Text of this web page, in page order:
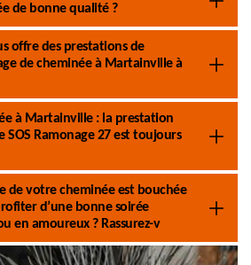
de bonne qualité ?
offre des prestations de
de cheminée à Martainville à
à Martainville : la prestation
SOS Ramonage 27 est toujours
de votre cheminée est bouchée
d’une bonne soirée
en amoureux ? Rassurez-v